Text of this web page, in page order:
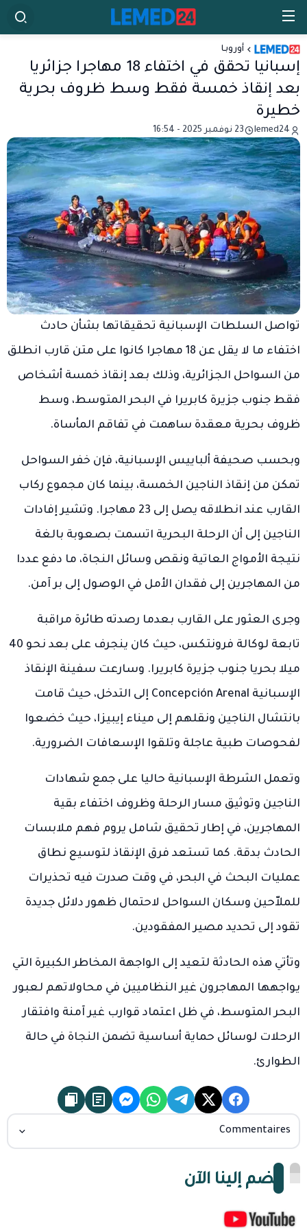
أوروبـا
إسبانيا تحقق في اختفاء 18 مهاجرا جزائريا
بعد إنقاذ خمسة فقط وسط ظروف بحرية
خطيرة
lemed24 23 نوفمبر 2025 - 16:54
تواصل السلطات الإسبانية تحقيقاتها بشأن حادث
اختفاء ما لا يقل عن 18 مهاجرا كانوا على متن قارب انطلق
من السواحل الجزائرية، وذلك بعد إنقاذ خمسة أشخاص
فقط جنوب جزيرة كابريرا في البحر المتوسط، وسط
ظروف بحرية معقدة ساهمت في تفاقم المأساة.
وبحسب صحيفة ألباييس الإسبانية، فإن خفر السواحل
تمكن من إنقاذ الناجين الخمسة، بينما كان مجموع ركاب
القارب عند انطلاقه يصل إلى 23 مهاجرا. وتشير إفادات
الناجين إلى أن الرحلة البحرية اتسمت بصعوبة بالغة
نتيجة الأمواج العاتية ونقص وسائل النجاة، ما دفع عددا
من المهاجرين إلى فقدان الأمل في الوصول إلى بر آمن.
وجرى العثور على القارب بعدما رصدته طائرة مراقبة
تابعة لوكالة فرونتكس، حيث كان ينجرف على بعد نحو 40
ميلا بحريا جنوب جزيرة كابريرا. وسارعت سفينة الإنقاذ
الإسبانية Concepción Arenal إلى التدخل، حيث قامت
بانتشال الناجين ونقلهم إلى ميناء إيبيزا، حيث خضعوا
لفحوصات طبية عاجلة وتلقوا الإسعافات الضرورية.
وتعمل الشرطة الإسبانية حاليا على جمع شهادات
الناجين وتوثيق مسار الرحلة وظروف اختفاء بقية
المهاجرين، في إطار تحقيق شامل يروم فهم ملابسات
الحادث بدقة. كما تستعد فرق الإنقاذ لتوسيع نطاق
عمليات البحث في البحر، في وقت صدرت فيه تحذيرات
للملاّحين وسكان السواحل لاحتمال ظهور دلائل جديدة
تقود إلى تحديد مصير المفقودين.
وتأتي هذه الحادثة لتعيد إلى الواجهة المخاطر الكبيرة التي
يواجهها المهاجرون غير النظاميين في محاولاتهم لعبور
البحر المتوسط، في ظل اعتماد قوارب غير آمنة وافتقار
الرحلات لوسائل حماية أساسية تضمن النجاة في حالة
الطوارئ.
Commentaires
انضم إلينا الآن